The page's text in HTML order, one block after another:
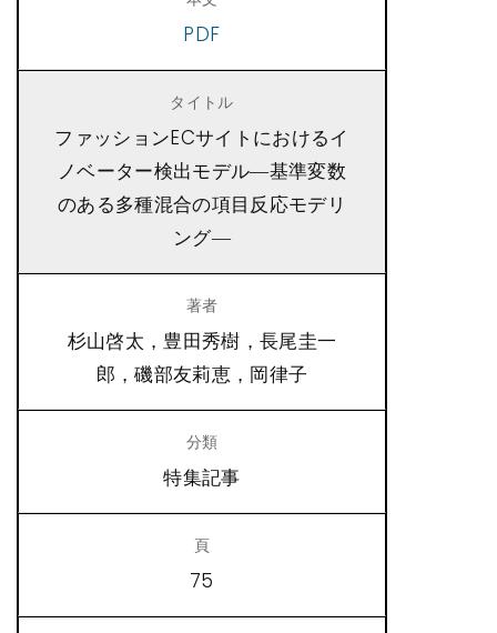
PDF
ファッションECサイトにおけるイ
ノベーター検出モデル―基準変数
のある多種混合の項目反応モデリ
ング―
杉山啓太，豊田秀樹，長尾圭一
郎，磯部友莉恵，岡律子
特集記事
75